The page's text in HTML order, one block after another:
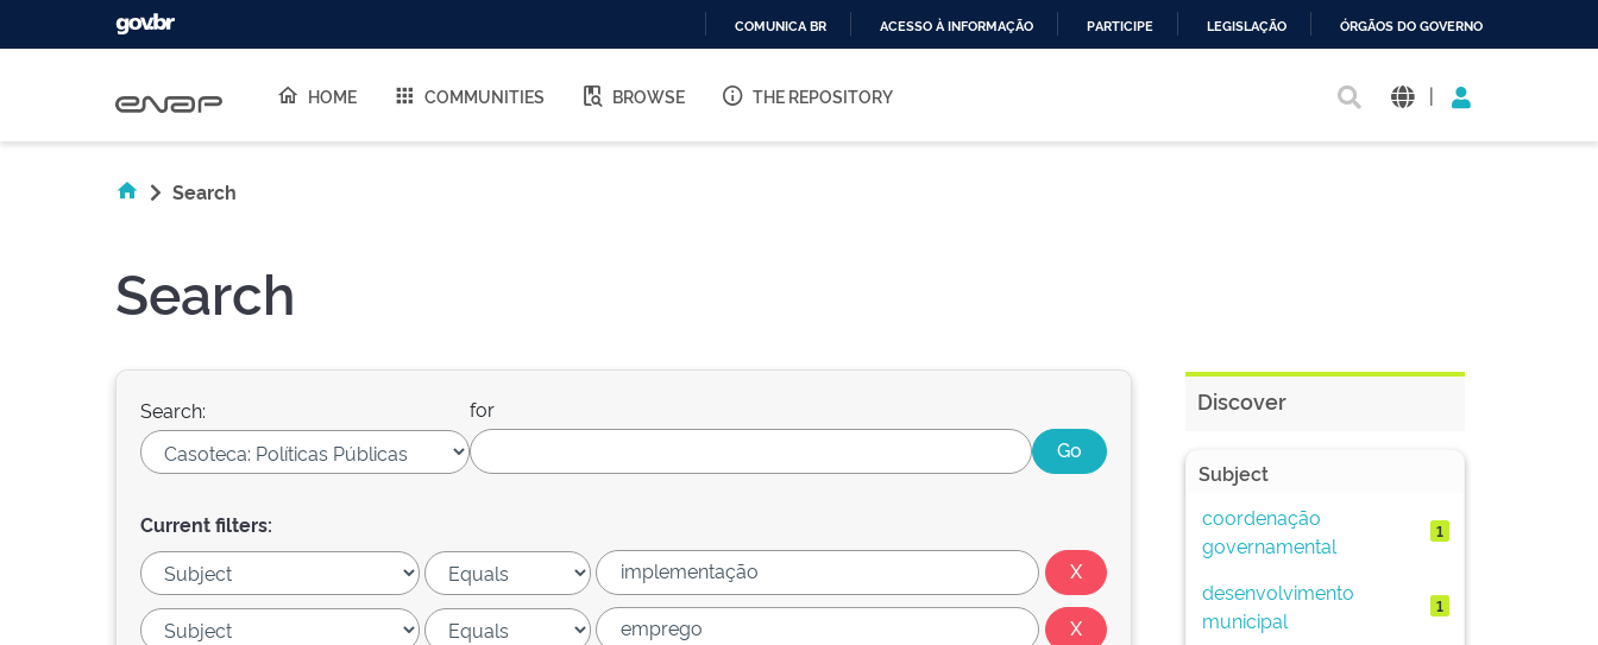
O
COMUNICA BR ACESSO À INFORMAÇÃO PARTICIPE LEGISLAÇÃO ÓRGÃOS DO GOVERNO
HOME COMMUNITIES BROWSE THE REPOSITORY |
Search
Search
Search: for
Current filters:
Discover
Subject
coordenação
governamental
1
desenvolvimento
municipal
1